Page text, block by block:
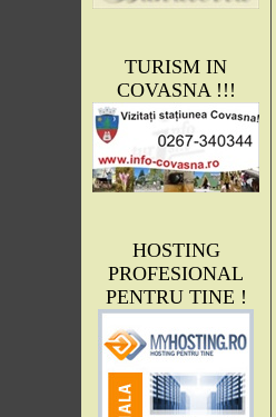
TURISM IN
COVASNA !!!
HOSTING
PROFESIONAL
PENTRU TINE !